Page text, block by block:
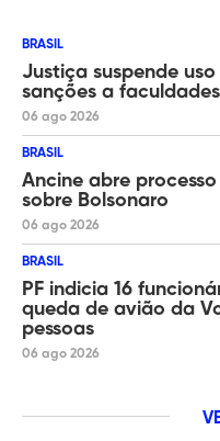
BRASIL
Justiça suspende
sanções a
06 ago 2026
BRASIL
Ancine abre
sobre Bolsonaro
06 ago 2026
BRASIL
PF indicia 16
queda de avião da
pessoas
06 ago 2026